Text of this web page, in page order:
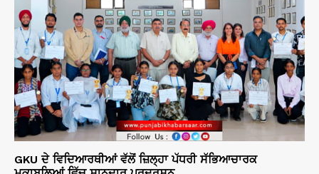
GKU ਦੇ ਵਿਦਿਆਰਥੀਆਂ ਵੱਲੋਂ ਜ਼ਿਲ੍ਹਾ ਪੱਧਰੀ ਸੱਭਿਆਚਾਰਕ